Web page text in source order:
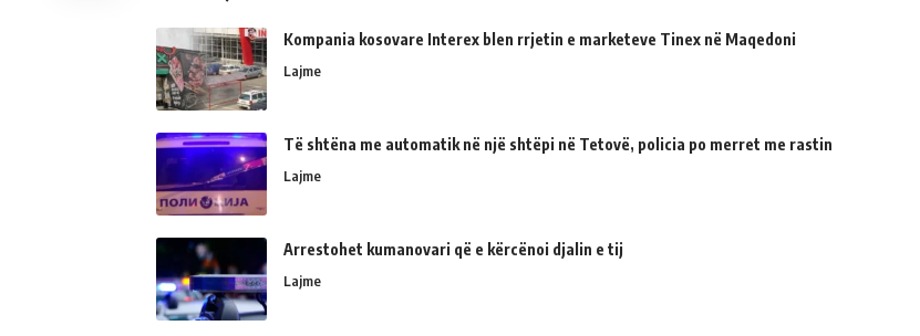
Kompania kosovare Interex blen rrjetin e marketeve Tinex në Maqedoni
Lajme
Të shtëna me automatik në një shtëpi në Tetovë, policia po merret me rastin
Lajme
Arrestohet kumanovari që e kërcënoi djalin e tij
Lajme